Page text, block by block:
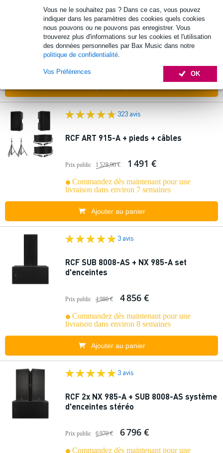
Vous ne le souhaitez pas ? Dans ce cas, vous pouvez
indiquer dans les paramètres des cookies quels cookies
nous pouvons ou ne pouvons pas enregistrer. Vous
trouverez plus d'informations sur les cookies et l'utilisation
des données personnelles par Bax Music dans notre
politique de confidentialité.
OK
Vos Préférences
à colonne
2 788 €
Commandez dès maintenant pour une
livraison dans environ 4 semaines
323 avis
RCF ART 915-A + pieds + câbles
Prix public 1 528,90 € 1 491 €
Commandez dès maintenant pour une
livraison dans environ 7 semaines
Ajouter au panier
3 avis
RCF SUB 8008-AS + NX 985-A set
d'enceintes
Prix public 4 980 € 4 856 €
Commandez dès maintenant pour une
livraison dans environ 8 semaines
Ajouter au panier
3 avis
RCF 2x NX 985-A + SUB 8008-AS système
d'enceintes stéréo
Prix public 6 970 € 6 796 €
Commandez dès maintenant pour une